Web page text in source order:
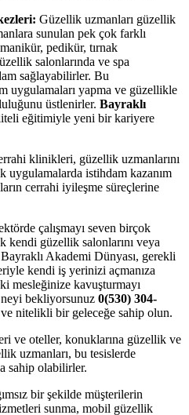
Güzellik uzmanları güzellik
sunulan pek çok farklı
pedikür, tırnak
salonlarında ve spa
sağlayabilirler. Bu
uygulamaları yapma ve güzellikle
üstlenirler. Bayraklı
eğitimiyle yeni bir kariyere
klinikleri, güzellik uzmanlarını
uygulamalarda istihdam kazanım
cerrahi iyileşme süreçlerine
çalışmayı seven birçok
kendi güzellik salonlarını veya
Akademi Dünyası, gerekli
kendi iş yerinizi açmanıza
mesleğinize kavuşturmayı
bekliyorsunuz 0(530) 304-
ve nitelikli bir geleceğe sahip olun.
ve oteller, konuklarına güzellik ve
uzmanları, bu tesislerde
sahip olabilirler.
bir şekilde müşterilerin
sunma, mobil güzellik